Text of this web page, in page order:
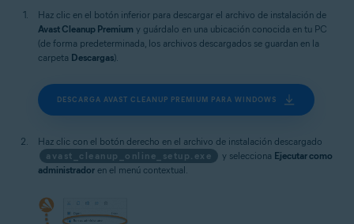
Haz clic en el botón inferior para descargar el archivo de instalación de
Avast Cleanup Premium y guárdalo en una ubicación conocida en tu PC
(de forma predeterminada, los archivos descargados se guardan en la
carpeta Descargas).
DESCARGA AVAST CLEANUP PREMIUM PARA WINDOWS
Haz clic con el botón derecho en el archivo de instalación descargado
avast_cleanup_online_setup.exe
y selecciona Ejecutar como
administrador en el menú contextual.